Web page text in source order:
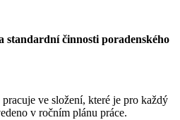
standardní činnosti poradenského
ve složení, které je pro každý
v ročním plánu práce.